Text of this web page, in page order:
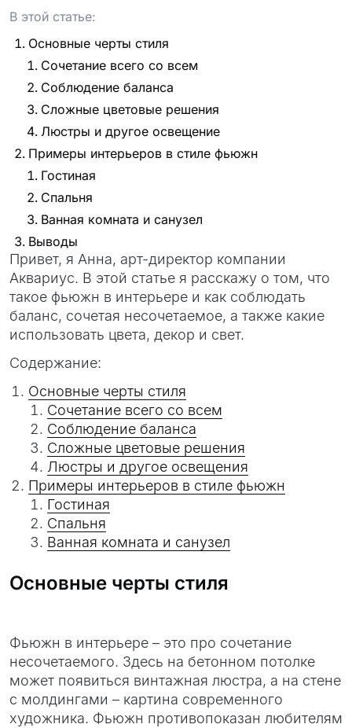
В этой статье:
Основные черты стиля
Сочетание всего со всем
Соблюдение баланса
Сложные цветовые решения
Люстры и другое освещение
Примеры интерьеров в стиле фьюжн
Гостиная
Спальня
Ванная комната и санузел
Выводы
Привет, я Анна, арт-директор компании
Аквариус. В этой статье я расскажу о том, что
такое фьюжн в интерьере и как соблюдать
баланс, сочетая несочетаемое, а также какие
использовать цвета, декор и свет.
Содержание:
Основные черты стиля
Сочетание всего со всем
Соблюдение баланса
Сложные цветовые решения
Люстры и другое освещения
Примеры интерьеров в стиле фьюжн
Гостиная
Спальня
Ванная комната и санузел
Основные черты стиля
Фьюжн в интерьере – это про сочетание
несочетаемого. Здесь на бетонном потолке
может появиться винтажная люстра, а на стене
с молдингами – картина современного
художника. Фьюжн противопоказан любителям